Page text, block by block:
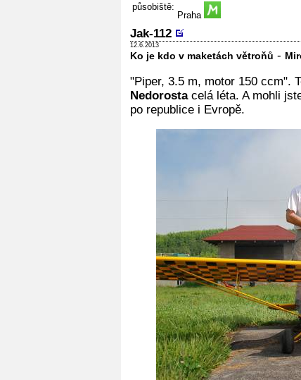
působiště:
Praha
Jak-112
12.6.2013
Ko je kdo v maketách větroňů -
"Piper, 3.5 m, motor 150 ccm".
Nedorostacelá léta. A mohli
po republice i Evropě.